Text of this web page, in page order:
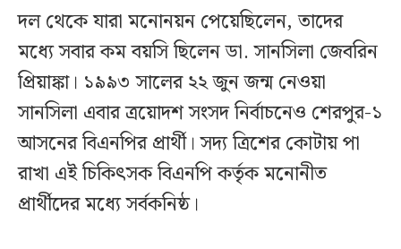
দল থেকে যারা মনোনয়ন পেয়েছিলেন, তাদের
মধ্যে সবার কম বয়সি ছিলেন ডা. সানসিলা জেবরিন
প্রিয়াঙ্কা। ১৯৯৩ সালের ২২ জুন জন্ম নেওয়া
সানসিলা এবার ত্রয়োদশ সংসদ নির্বাচনেও শেরপুর-১
আসনের বিএনপির প্রার্থী। সদ্য ত্রিশের কোটায় পা
রাখা এই চিকিৎসক বিএনপি কর্তৃক মনোনীত
প্রার্থীদের মধ্যে সর্বকনিষ্ঠ।